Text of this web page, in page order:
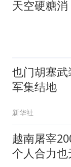
天空硬糖消
也门胡塞
军集结地
新华社
越南屠宰
个人合力也